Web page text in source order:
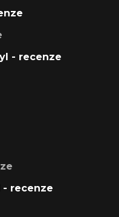
- recenze
- recenze